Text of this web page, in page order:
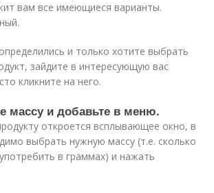
вам все имеющиеся варианты.
и только хотите выбрать
зайдите в интересующую вас
кликните на него.
массу и добавьте в меню.
откроется всплывающее окно, в
выбрать нужную массу (т.е. сколько
в граммах) и нажать